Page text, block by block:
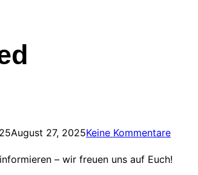
August 27, 2025Keine Kommentare
– wir freuen uns auf Euch!